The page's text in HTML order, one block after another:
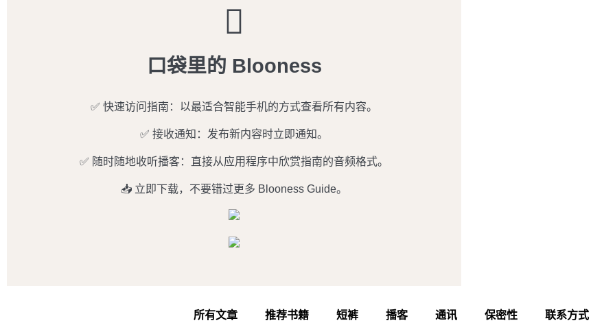
口袋里的 Blooness
✅ 快速访问指南：以最适合智能手机的方式查看所有内容。
✅ 接收通知：发布新内容时立即通知。
✅ 随时随地收听播客：直接从应用程序中欣赏指南的音频格式。
📥 立即下载，不要错过更多 Blooness Guide。
所有文章 推荐书籍 短裤 播客 通讯 保密性 联系方式